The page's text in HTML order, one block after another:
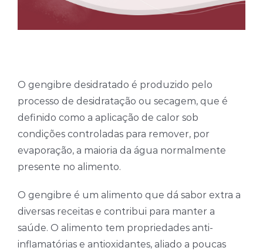
O gengibre desidratado é produzido pelo
processo de desidratação ou secagem, que é
definido como a aplicação de calor sob
condições controladas para remover, por
evaporação, a maioria da água normalmente
presente no alimento.
O gengibre é um alimento que dá sabor extra a
diversas receitas e contribui para manter a
saúde. O alimento tem propriedades anti-
inflamatórias e antioxidantes, aliado a poucas